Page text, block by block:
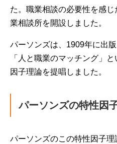
た。職業相談の必要性を感
業相談所を開設しました。
パーソンズは、1909年に出
「人と職業のマッチング」
因子理論を提唱しました。
パーソンズの特性因
パーソンズのこの特性因子